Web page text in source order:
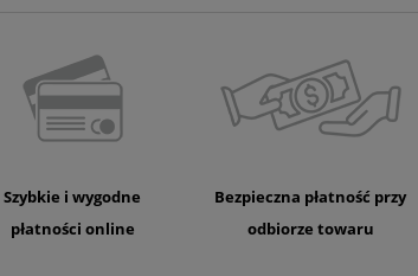
Szybkie i wygodne
płatności online
Bezpieczna płatność przy
odbiorze towaru